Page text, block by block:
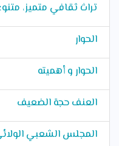
تراث ثقافي متميز،
الحوار
الحوار و أهميته
العنف حجة الضعيف
المجلس الشعبي